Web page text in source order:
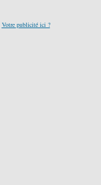
Votre publicité ici ?